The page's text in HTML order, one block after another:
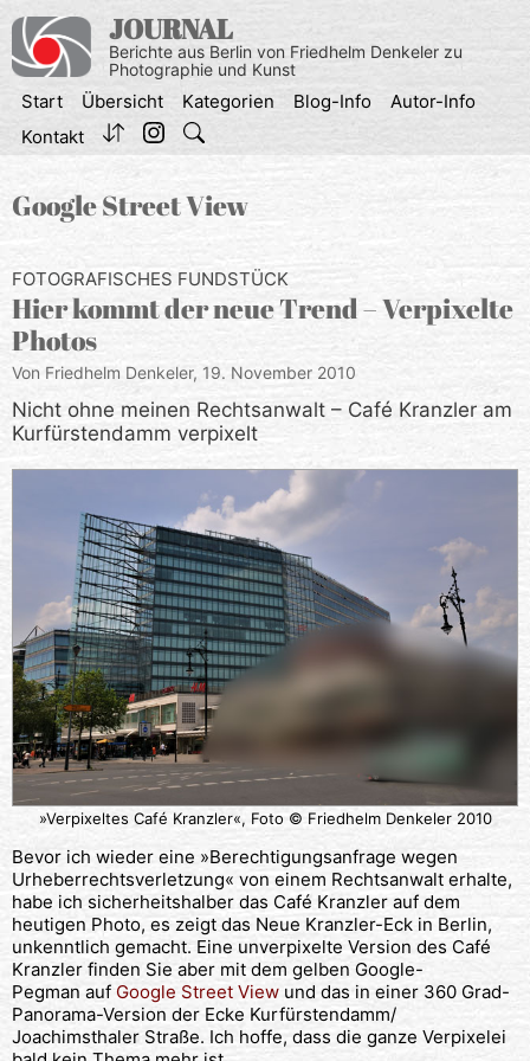
Inhalt
springen
JOURNAL
Berichte aus Berlin von Friedhelm Denkeler zu
Photographie und Kunst
Start Übersicht Kategorien Blog-Info
Autor-Info
Kontakt
Google Street View
FOTOGRAFISCHES FUNDSTÜCK
Hier kommt der neue Trend – Verpixelte
Photos
Von Friedhelm Denkeler, 19. November 2010
Nicht ohne meinen Rechtsanwalt – Café Kranzler am
Kurfürstendamm verpixelt
»Verpixeltes Café Kranzler«, Foto © Friedhelm Denkeler 2010
Bevor ich wieder eine »Berechtigungsanfrage wegen
Urheberrechtsverletzung« von einem Rechtsanwalt erhalte,
habe ich sicherheitshalber das Café Kranzler auf dem
heutigen Photo, es zeigt das Neue Kranzler-Eck in Berlin,
unkenntlich gemacht. Eine unverpixelte Version des Café
Kranzler finden Sie aber mit dem gelben Google-
Pegman auf Google Street View und das in einer 360 Grad-
Panorama-Version der Ecke Kurfürstendamm/
Joachimsthaler Straße. Ich hoffe, dass die ganze Verpixelei